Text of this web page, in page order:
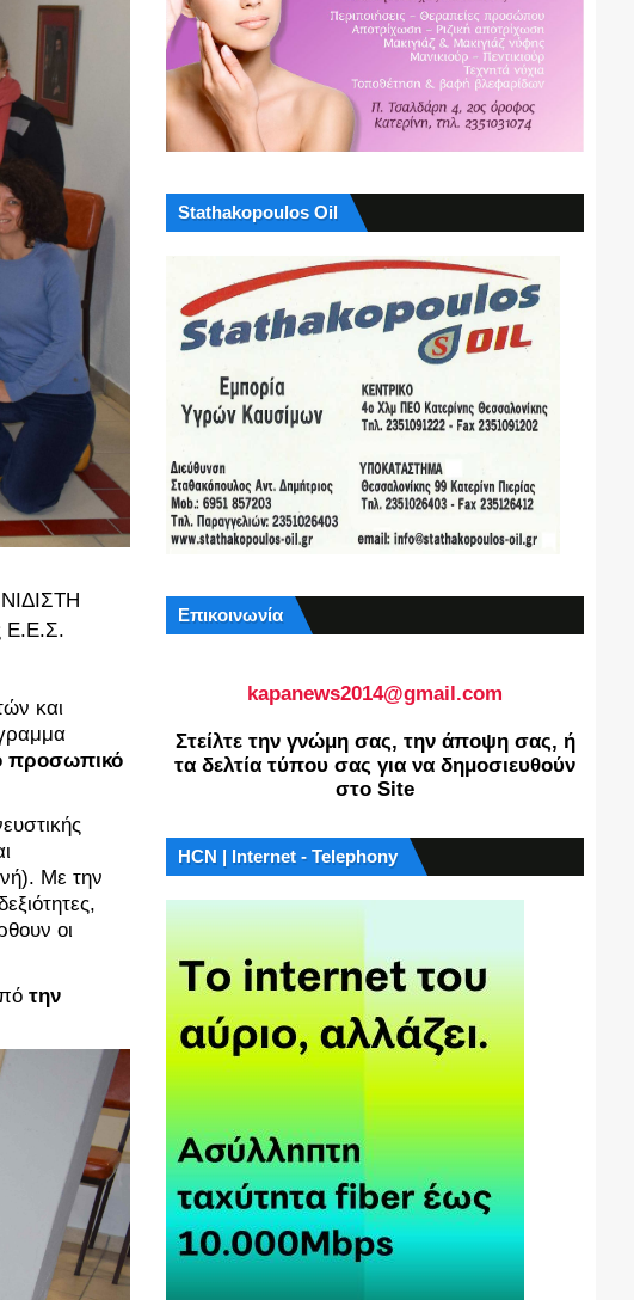
Ε.Ε.Σ.
και
προσωπικό
Με την
οι
την
Stathakopoulos Oil
Επικοινωνία
kapanews2014@gmail.com
Στείλτε την γνώμη σας, την άποψη σας, ή
τα δελτία τύπου σας για να δημοσιευθούν
στο Site
HCN | Internet - Telephony